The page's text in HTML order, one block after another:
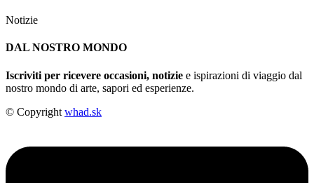
Notizie
DAL NOSTRO MONDO
Iscriviti per ricevere occasioni, notizie e ispirazioni di viaggio dal
nostro mondo di arte, sapori ed esperienze.
© Copyright whad.sk